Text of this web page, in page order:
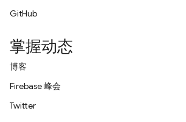
GitHub
掌握动态
博客
Firebase 峰会
Twitter